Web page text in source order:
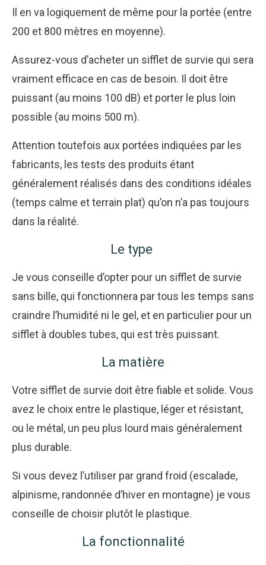
Il en va logiquement de même pour la portée (entre
200 et 800 mètres en moyenne).
Assurez-vous d’acheter un sifflet de survie qui sera
vraiment efficace en cas de besoin. Il doit être
puissant (au moins 100 dB) et porter le plus loin
possible (au moins 500 m).
Attention toutefois aux portées indiquées par les
fabricants, les tests des produits étant
généralement réalisés dans des conditions idéales
(temps calme et terrain plat) qu’on n’a pas toujours
dans la réalité.
Le type
Je vous conseille d’opter pour un sifflet de survie
sans bille, qui fonctionnera par tous les temps sans
craindre l’humidité ni le gel, et en particulier pour un
sifflet à doubles tubes, qui est très puissant.
La matière
Votre sifflet de survie doit être fiable et solide. Vous
avez le choix entre le plastique, léger et résistant,
ou le métal, un peu plus lourd mais généralement
plus durable.
Si vous devez l’utiliser par grand froid (escalade,
alpinisme, randonnée d’hiver en montagne) je vous
conseille de choisir plutôt le plastique.
La fonctionnalité